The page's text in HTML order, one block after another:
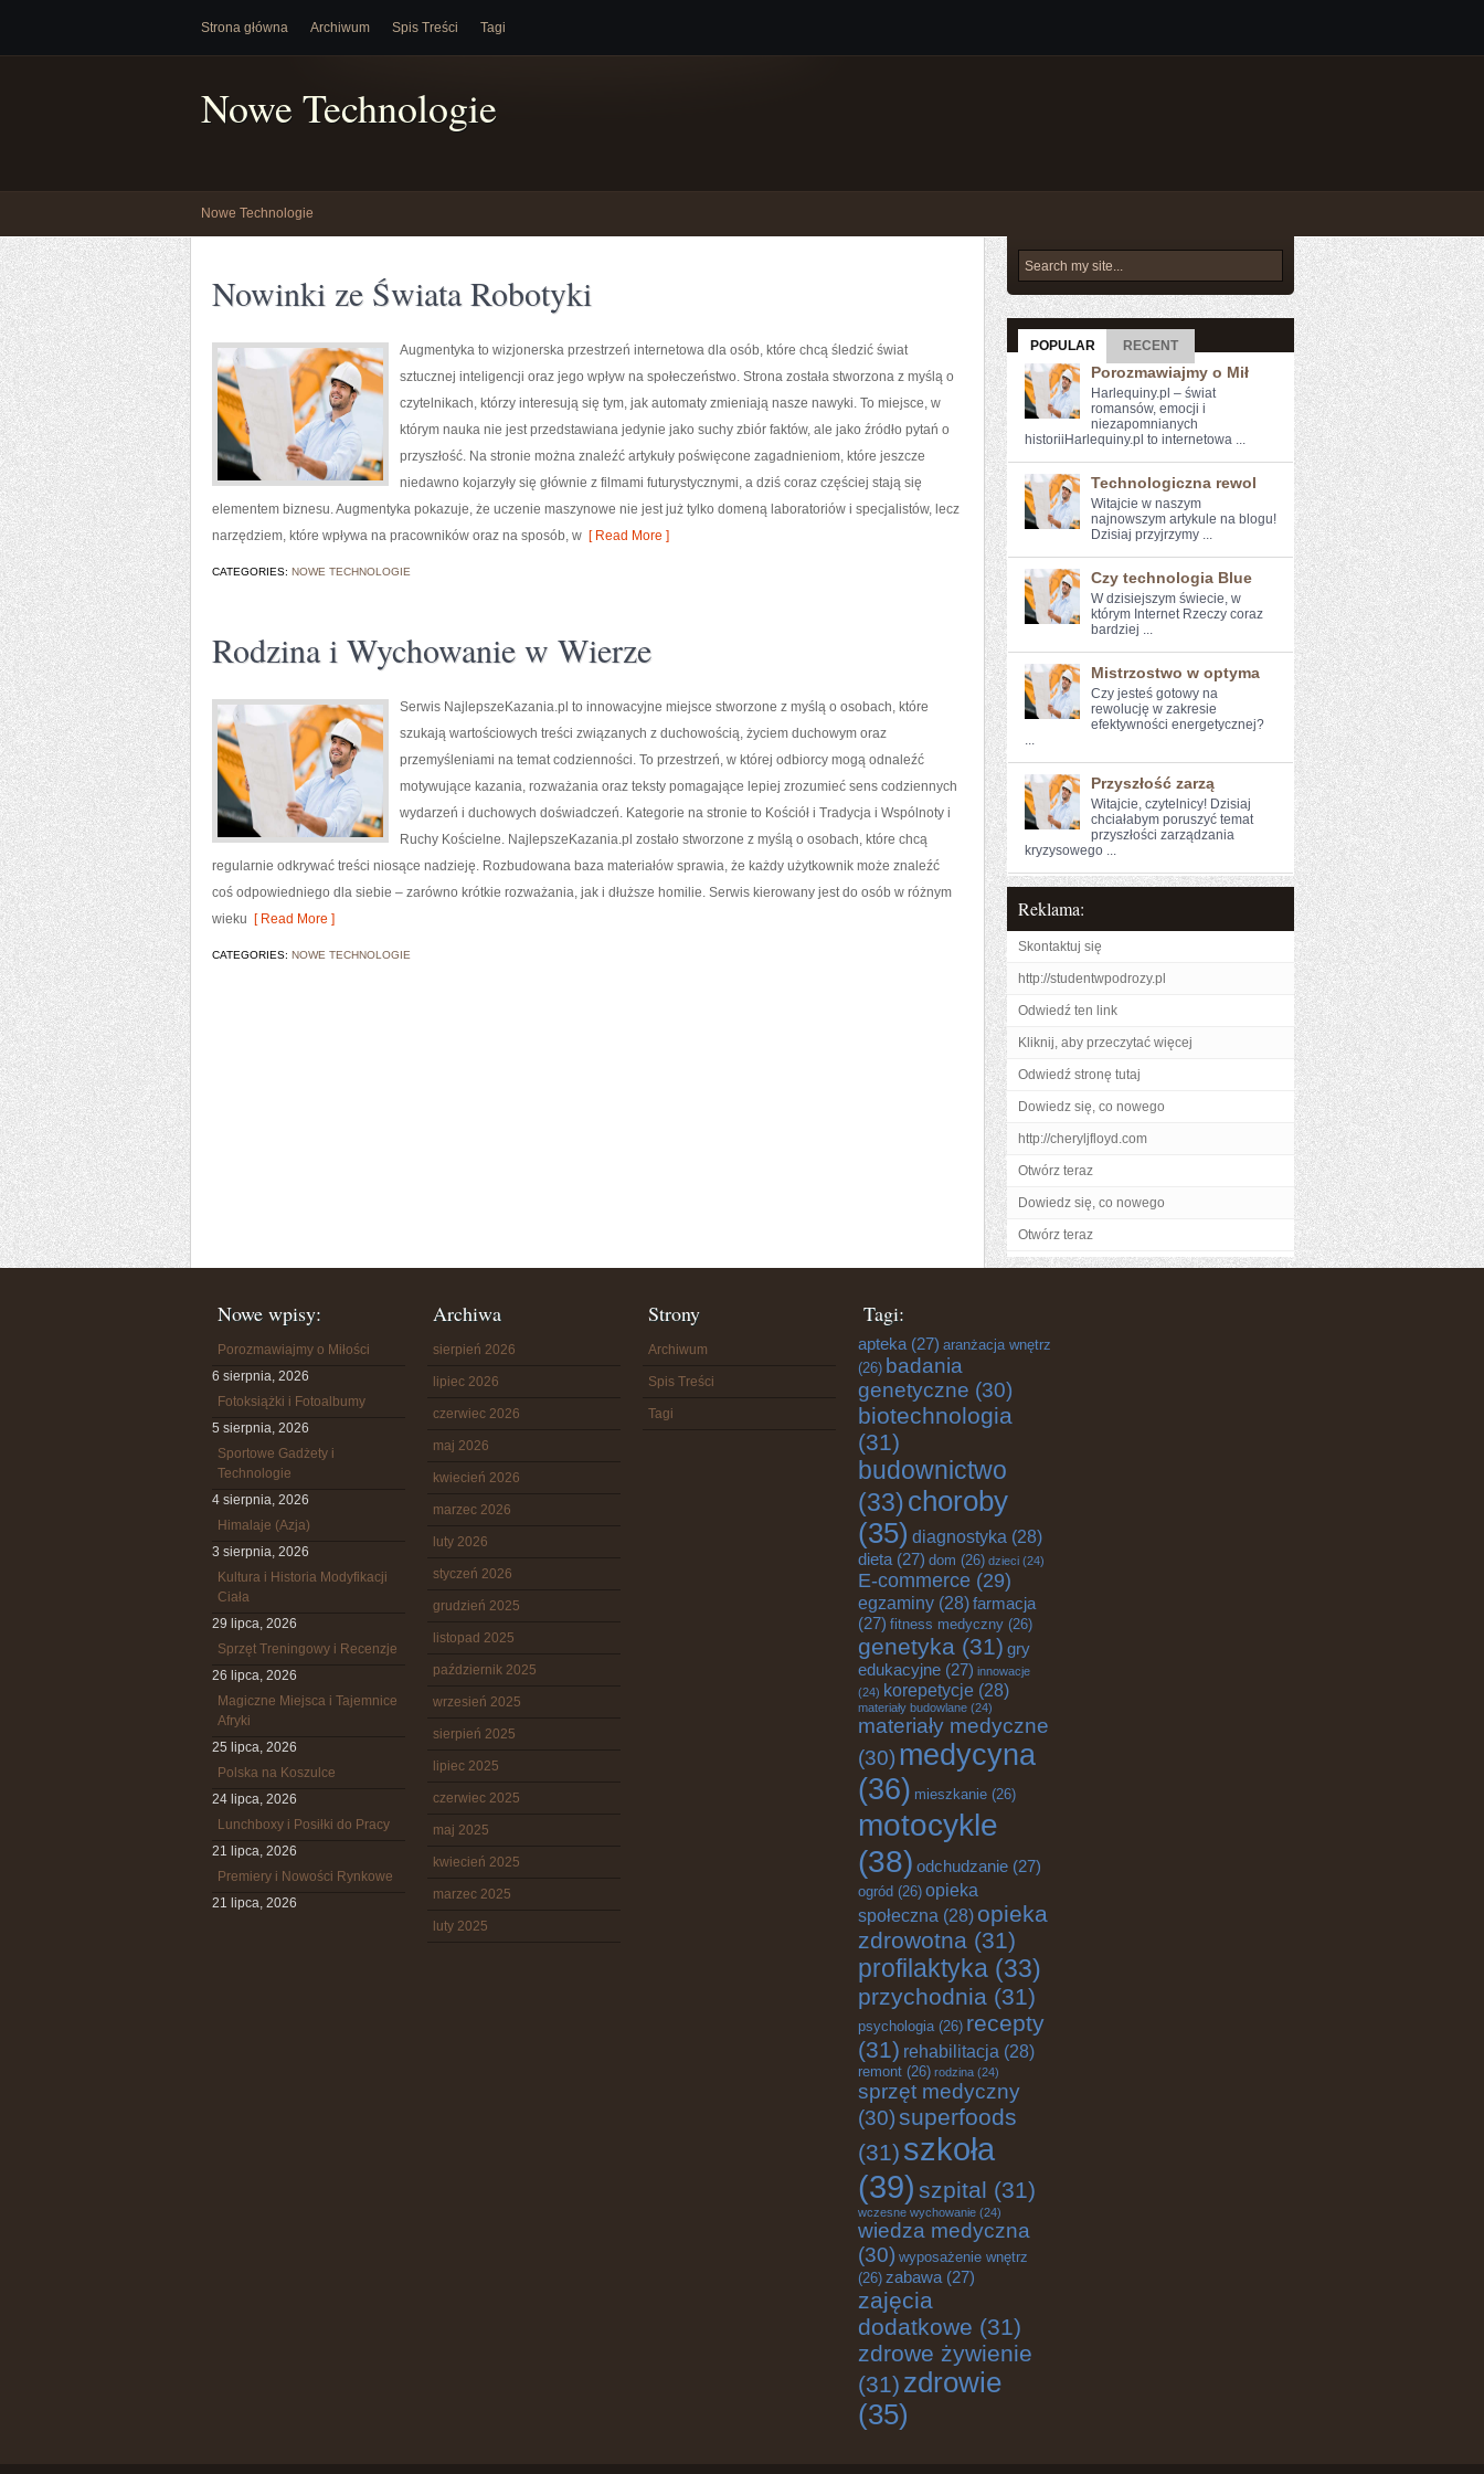
Strona główna Archiwum Spis Treści Tagi
Nowe Technologie
Nowe Technologie
Nowinki ze Świata Robotyki
Augmentyka to wizjonerska przestrzeń internetowa dla osób, które chcą śledzić świat
sztucznej inteligencji oraz jego wpływ na społeczeństwo. Strona została stworzona z myślą o
czytelnikach, którzy interesują się tym, jak automaty zmieniają nasze nawyki. To miejsce, w
którym nauka nie jest przedstawiana jedynie jako suchy zbiór faktów, ale jako źródło pytań o
przyszłość. Na stronie można znaleźć artykuły poświęcone zagadnieniom, które jeszcze
niedawno kojarzyły się głównie z filmami futurystycznymi, a dziś coraz częściej stają się
elementem biznesu. Augmentyka pokazuje, że uczenie maszynowe nie jest już tylko domeną laboratoriów i specjalistów, lecz
narzędziem, które wpływa na pracowników oraz na sposób, w [ Read More ]
CATEGORIES: NOWE TECHNOLOGIE
Rodzina i Wychowanie w Wierze
Serwis NajlepszeKazania.pl to innowacyjne miejsce stworzone z myślą o osobach, które
szukają wartościowych treści związanych z duchowością, życiem duchowym oraz
przemyśleniami na temat codzienności. To przestrzeń, w której odbiorcy mogą odnaleźć
motywujące kazania, rozważania oraz teksty pomagające lepiej zrozumieć sens codziennych
wydarzeń i duchowych doświadczeń. Kategorie na stronie to Kościół i Tradycja i Wspólnoty i
Ruchy Kościelne. NajlepszeKazania.pl zostało stworzone z myślą o osobach, które chcą
regularnie odkrywać treści niosące nadzieję. Rozbudowana baza materiałów sprawia, że każdy użytkownik może znaleźć
coś odpowiedniego dla siebie – zarówno krótkie rozważania, jak i dłuższe homilie. Serwis kierowany jest do osób w różnym
wieku [ Read More ]
CATEGORIES: NOWE TECHNOLOGIE
POPULAR RECENT
Porozmawiajmy o Mił
Harlequiny.pl – świat
romansów, emocji i
niezapomnianych
historiiHarlequiny.pl to internetowa ...
Technologiczna rewol
Witajcie ‌w naszym
najnowszym artykule na ⁢blogu!
Dzisiaj przyjrzymy ...
Czy technologia Blue
W dzisiejszym świecie, w
którym Internet Rzeczy coraz
bardziej ...
Mistrzostwo w optyma
Czy jesteś gotowy na
rewolucję w ‍zakresie
efektywności energetycznej?
...
Przyszłość zarzą
Witajcie, ⁢czytelnicy!⁣ Dzisiaj
chciałabym poruszyć‌ temat
przyszłości ‌zarządzania
⁢kryzysowego ...
Reklama:
Skontaktuj się
http://studentwpodrozy.pl
Odwiedź ten link
Kliknij, aby przeczytać więcej
Odwiedź stronę tutaj
Dowiedz się, co nowego
http://cheryljfloyd.com
Otwórz teraz
Dowiedz się, co nowego
Otwórz teraz
Nowe wpisy:
Porozmawiajmy o Miłości
6 sierpnia, 2026
Fotoksiążki i Fotoalbumy
5 sierpnia, 2026
Sportowe Gadżety i
Technologie
4 sierpnia, 2026
Himalaje (Azja)
3 sierpnia, 2026
Kultura i Historia Modyfikacji
Ciała
29 lipca, 2026
Sprzęt Treningowy i Recenzje
26 lipca, 2026
Magiczne Miejsca i Tajemnice
Afryki
25 lipca, 2026
Polska na Koszulce
24 lipca, 2026
Lunchboxy i Posiłki do Pracy
21 lipca, 2026
Premiery i Nowości Rynkowe
21 lipca, 2026
Archiwa
sierpień 2026
lipiec 2026
czerwiec 2026
maj 2026
kwiecień 2026
marzec 2026
luty 2026
styczeń 2026
grudzień 2025
listopad 2025
październik 2025
wrzesień 2025
sierpień 2025
lipiec 2025
czerwiec 2025
maj 2025
kwiecień 2025
marzec 2025
luty 2025
Strony
Archiwum
Spis Treści
Tagi
Tagi:
apteka (27) aranżacja wnętrz
(26) badania
genetyczne (30)
biotechnologia
(31)
budownictwo
(33)choroby
(35) diagnostyka (28)
dieta (27) dom (26) dzieci (24)
E-commerce (29)
egzaminy (28)farmacja
(27) fitness medyczny (26)
genetyka (31) gry
edukacyjne (27) innowacje
(24) korepetycje (28)
materiały budowlane (24)
materiały medyczne
(30) medycyna
(36) mieszkanie (26)
motocykle
(38) odchudzanie (27)
ogród (26) opieka
społeczna (28) opieka
zdrowotna (31)
profilaktyka (33)
przychodnia (31)
psychologia(26) recepty
(31) rehabilitacja (28)
remont (26) rodzina (24)
sprzęt medyczny
(30)superfoods
(31) szkoła
(39) szpital (31)
wczesne wychowanie (24)
wiedza medyczna
(30) wyposażenie wnętrz
(26) zabawa (27)
zajęcia
dodatkowe (31)
zdrowe żywienie
(31) zdrowie
(35)